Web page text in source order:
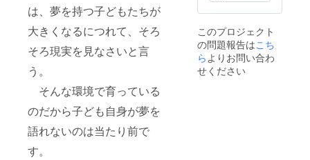
は、夢を持つ子どもたちが
大きくなるにつれて、そろ
そろ現実を見なさいと言
う。
そんな環境で育っている
のだから子ども自身が夢を
語れないのは当たり前で
す。
このプロジェクト
の問題報告はこち
ら よりお問い合わ
せください